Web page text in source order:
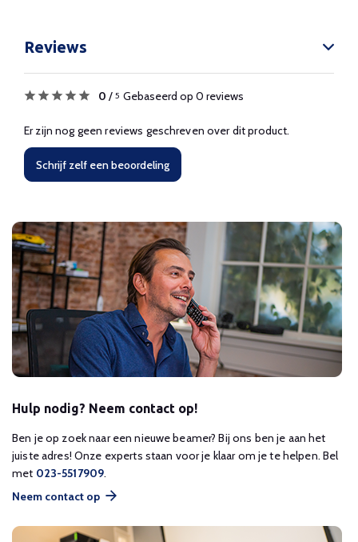
Reviews
0 / 5 Gebaseerd op 0 reviews
Er zijn nog geen reviews geschreven over dit product.
Schrijf zelf een beoordeling
Hulp nodig? Neem contact op!
Ben je op zoek naar een nieuwe beamer? Bij ons ben je aan het
juiste adres! Onze experts staan voor je klaar om je te helpen. Bel
met 023-5517909.
Neem contact op